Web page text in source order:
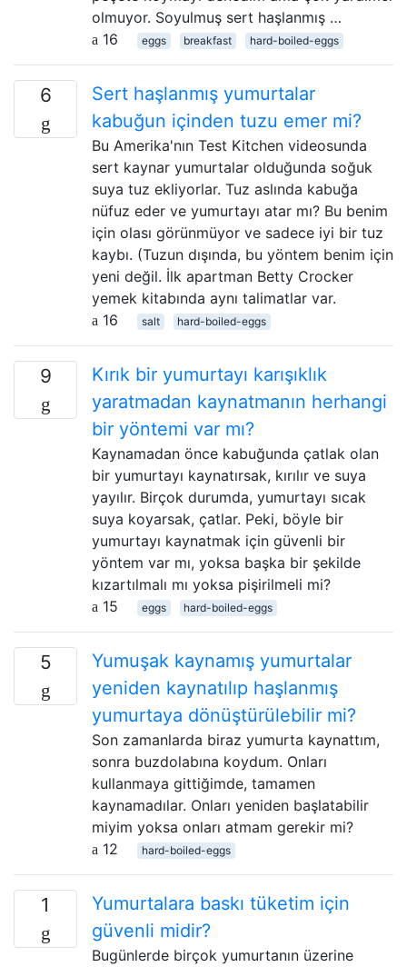
olmuyor. Soyulmuş sert haşlanmış …
16
eggs breakfast hard-boiled-eggs
6
Sert haşlanmış yumurtalar
kabuğun içinden tuzu emer mi?
Bu Amerika'nın Test Kitchen videosunda
sert kaynar yumurtalar olduğunda soğuk
suya tuz ekliyorlar. Tuz aslında kabuğa
nüfuz eder ve yumurtayı atar mı? Bu benim
için olası görünmüyor ve sadece iyi bir tuz
kaybı. (Tuzun dışında, bu yöntem benim için
yeni değil. İlk apartman Betty Crocker
yemek kitabında aynı talimatlar var.
16
salt hard-boiled-eggs
9
Kırık bir yumurtayı karışıklık
yaratmadan kaynatmanın herhangi
bir yöntemi var mı?
Kaynamadan önce kabuğunda çatlak olan
bir yumurtayı kaynatırsak, kırılır ve suya
yayılır. Birçok durumda, yumurtayı sıcak
suya koyarsak, çatlar. Peki, böyle bir
yumurtayı kaynatmak için güvenli bir
yöntem var mı, yoksa başka bir şekilde
kızartılmalı mı yoksa pişirilmeli mi?
15
eggs hard-boiled-eggs
5
Yumuşak kaynamış yumurtalar
yeniden kaynatılıp haşlanmış
yumurtaya dönüştürülebilir mi?
Son zamanlarda biraz yumurta kaynattım,
sonra buzdolabına koydum. Onları
kullanmaya gittiğimde, tamamen
kaynamadılar. Onları yeniden başlatabilir
miyim yoksa onları atmam gerekir mi?
12
hard-boiled-eggs
1
Yumurtalara baskı tüketim için
güvenli midir?
Bugünlerde birçok yumurtanın üzerine